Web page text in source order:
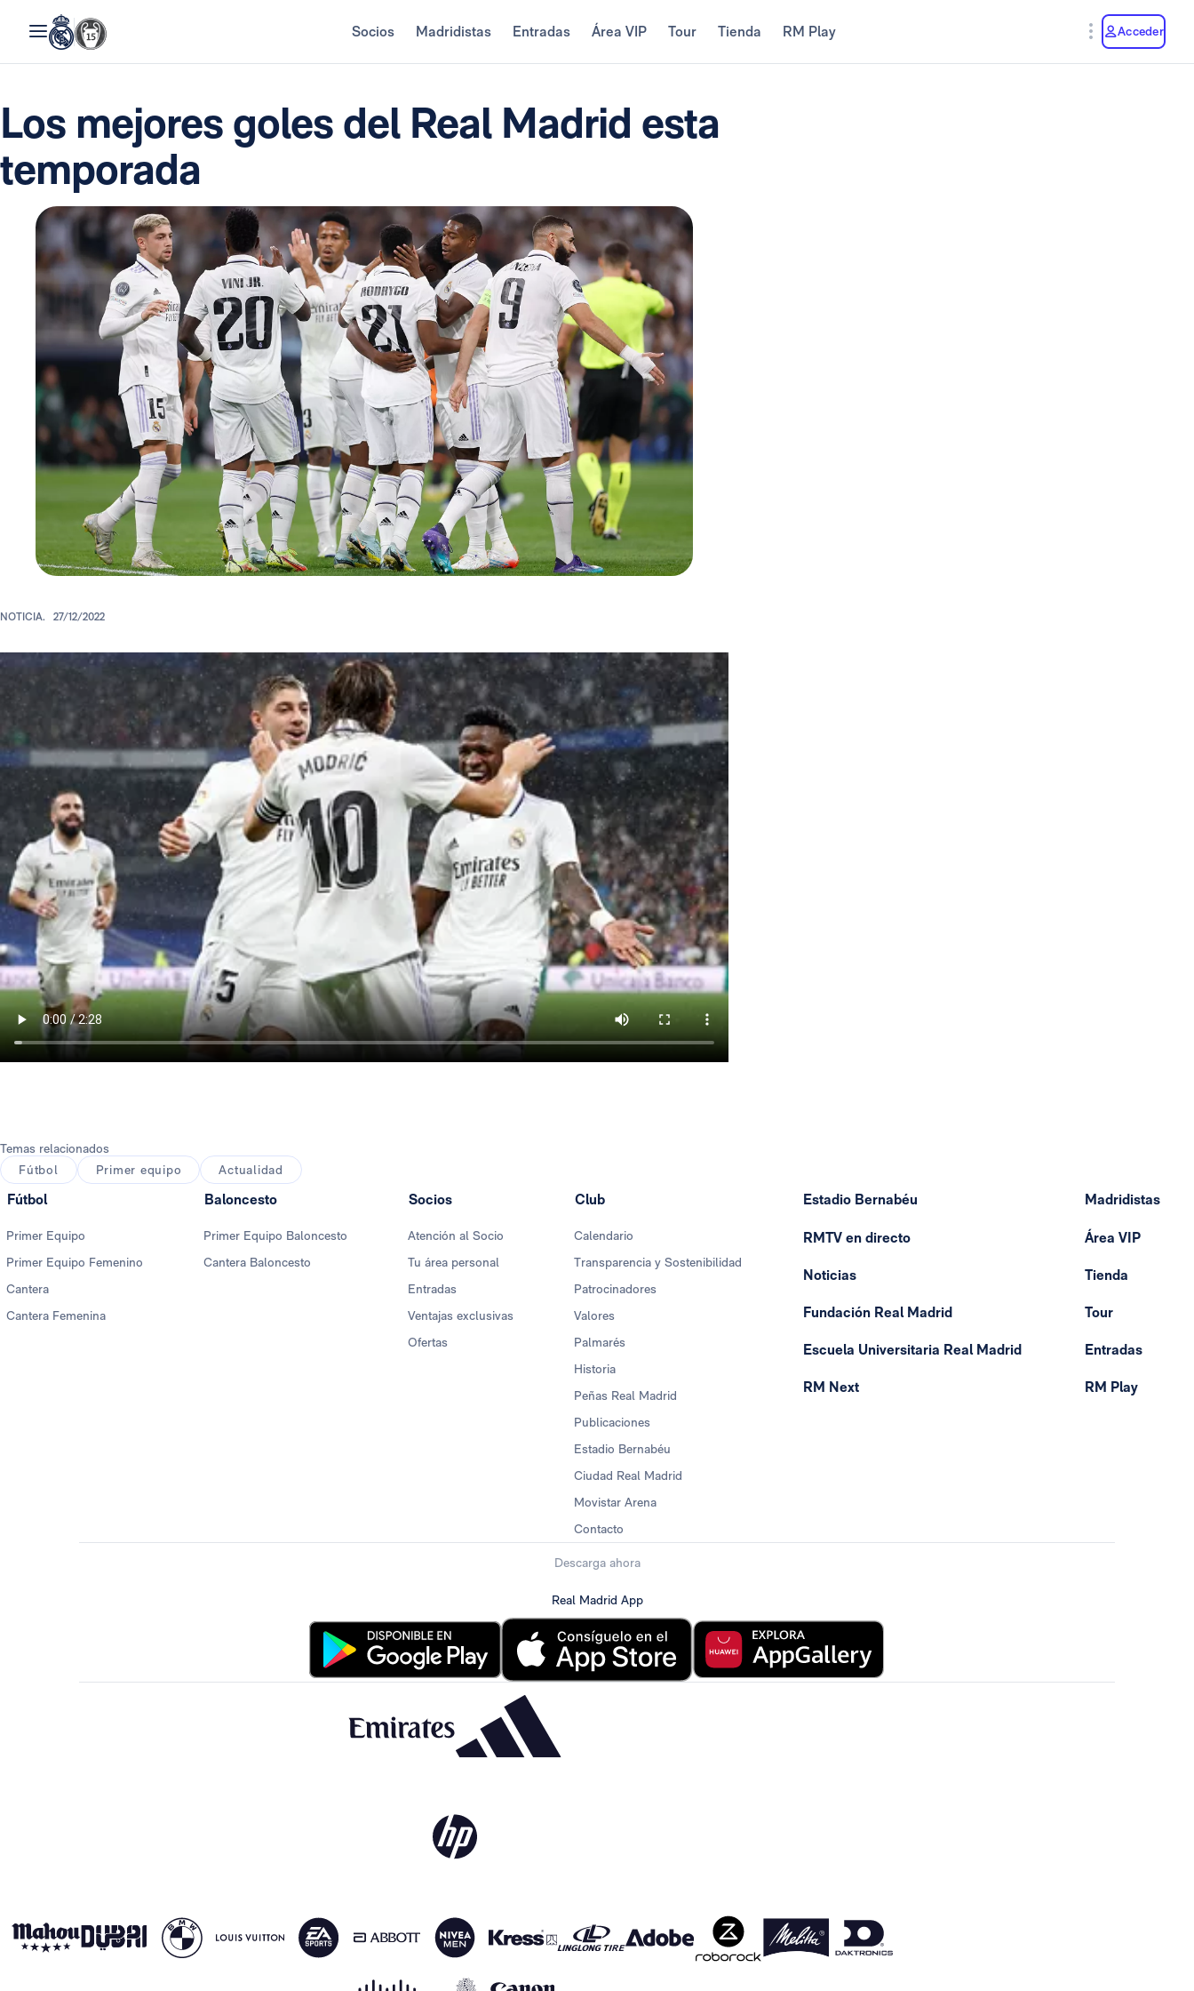
Socios Madridistas Entradas Área VIP Tour Tienda RM Play Acceder
Los mejores goles del Real Madrid esta
temporada
NOTICIA. 27/12/2022
Temas relacionados
Fútbol
Primer equipo Actualidad
Fútbol
Primer Equipo
Primer Equipo Femenino
Cantera
Cantera Femenina
Baloncesto
Primer Equipo Baloncesto
Cantera Baloncesto
Socios
Atención al Socio
Tu área personal
Entradas
Ventajas exclusivas
Ofertas
Club
Calendario
Transparencia y Sostenibilidad
Patrocinadores
Valores
Palmarés
Historia
Peñas Real Madrid
Publicaciones
Estadio Bernabéu
Ciudad Real Madrid
Movistar Arena
Contacto
Estadio Bernabéu
RMTV en directo
Noticias
Fundación Real Madrid
Escuela Universitaria Real Madrid
RM Next
Madridistas
Área VIP
Tienda
Tour
Entradas
RM Play
Descarga ahora
Real Madrid App